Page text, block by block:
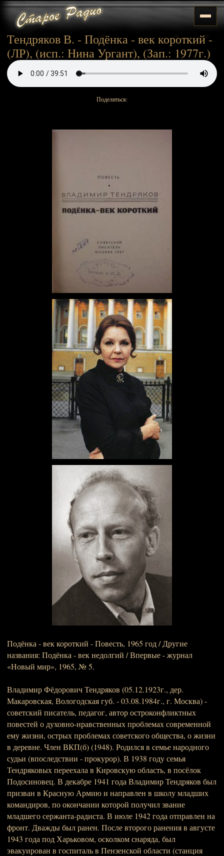
Тендряков В. - Подёнка - век короткий -
(ЛР), (исп.: Нина Ургант), (Зап.: 1977г.)
Поделиться:
Подёнка - век короткий - Повесть, 1965 год / Другие
названия: Подёнка - век недолгий / Впервые - журнал
«Новый мир», 1965, № 5.
Владимир Фёдорович Тендряков (05.12.1923г., дер.
Макаровская, Вологодская губ. - 03.08.1984г., г. Москва) -
советский писатель, педагог, автор остроконфликтных
повестей о духовно-нравственных проблемах современной
ему жизни, острых проблемах советского общества, о жизни
в деревне. Член ВКП(б) (1948). Родился в семье народного
судьи (впоследствии - прокурор). В 1938 году семья
Тендряковых переехала в Кировскую область, в посёлок
Подосиновец. В декабре 1941 года Владимир Тендряков был
призван в Красную Армию и направлен в школу младших
командиров, по окончании которой получил звание
младшего сержанта-радиста. В июле 1942 года отправлен на
фронт. Дважды был ранен. После второго ранения в августе
1943 года под Харьковом, осколком снаряда, был
эвакуирован в госпиталь в Пензенской области (станция